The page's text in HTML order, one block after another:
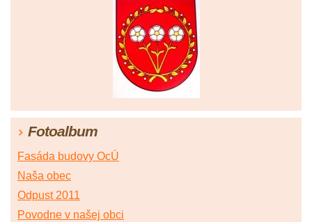
Fotoalbum
Fasáda budovy OcÚ
Naša obec
Odpust 2011
Povodne v našej obci